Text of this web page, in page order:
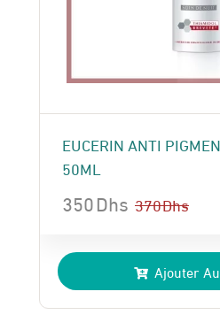
EUCERIN ANTI
50ML
370Dhs
prix
initial
était :
350Dhs
prix
actuel
est :
Ajouter